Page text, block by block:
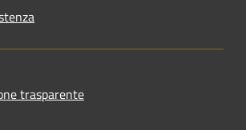
trasparente